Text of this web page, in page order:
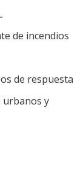
de incendios
de respuesta
urbanos y